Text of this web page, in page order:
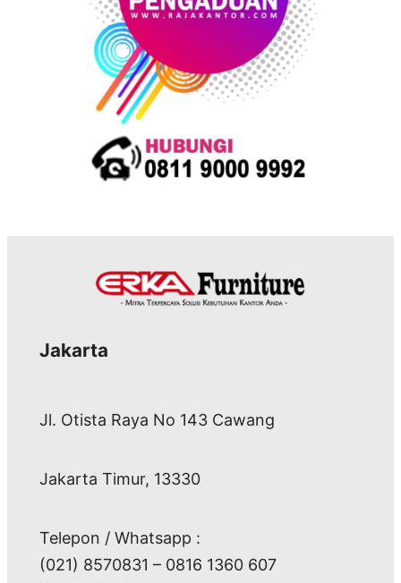
Jakarta
Jl. Otista Raya No 143 Cawang
Jakarta Timur, 13330
Telepon / Whatsapp :
(021) 8570831 – 0816 1360 607